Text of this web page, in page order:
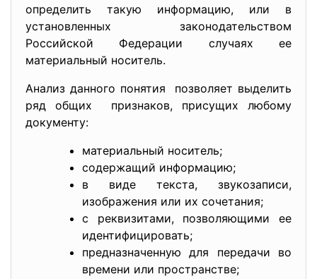
определить такую информацию, или в
установленных законодательством
Российской Федерации случаях ее
материальный носитель.
Анализ данного понятия позволяет выделить
ряд общих признаков, присущих любому
документу:
материальный носитель;
содержащий информацию;
в виде текста, звукозаписи,
изображения или их сочетания;
с реквизитами, позволяющими ее
идентифицировать;
предназначенную для передачи во
времени или пространстве;